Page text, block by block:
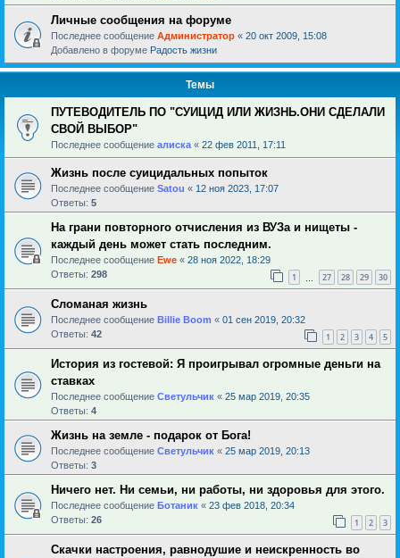
Личные сообщения на форуме
Последнее сообщение Администратор « 20 окт 2009, 15:08
Добавлено в форуме Радость жизни
Темы
ПУТЕВОДИТЕЛЬ ПО "СУИЦИД ИЛИ ЖИЗНЬ.ОНИ СДЕЛАЛИ
СВОЙ ВЫБОР"
Последнее сообщение алиска « 22 фев 2011, 17:11
Жизнь после суицидальных попыток
Последнее сообщение Satou « 12 ноя 2023, 17:07
Ответы: 5
На грани повторного отчисления из ВУЗа и нищеты -
каждый день может стать последним.
Последнее сообщение Ewe « 28 ноя 2022, 18:29
Ответы: 298 1 27 28 29 30
Сломаная жизнь
Последнее сообщение Billie Boom « 01 сен 2019, 20:32
Ответы: 42 1 2 3 4 5
История из гостевой: Я проигрывал огромные деньги на
ставках
Последнее сообщение Светульчик « 25 мар 2019, 20:35
Ответы: 4
Жизнь на земле - подарок от Бога!
Последнее сообщение Светульчик « 25 мар 2019, 20:13
Ответы: 3
Ничего нет. Ни семьи, ни работы, ни здоровья для этого.
Последнее сообщение Ботаник « 23 фев 2018, 20:34
Ответы: 26 1 2 3
Скачки настроения, равнодушие и неискренность во